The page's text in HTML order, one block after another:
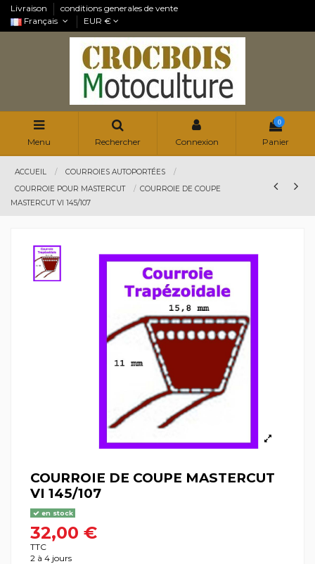
Livraison
conditions generales de vente
Français
EUR €
Menu Rechercher Connexion
0
Panier
ACCUEIL
COURROIES AUTOPORTÉES
COURROIE POUR MASTERCUT
COURROIE DE COUPE
MASTERCUT VI 145/107
COURROIE DE COUPE MASTERCUT
VI 145/107
en stock
32,00 €
TTC
2 à 4 jours